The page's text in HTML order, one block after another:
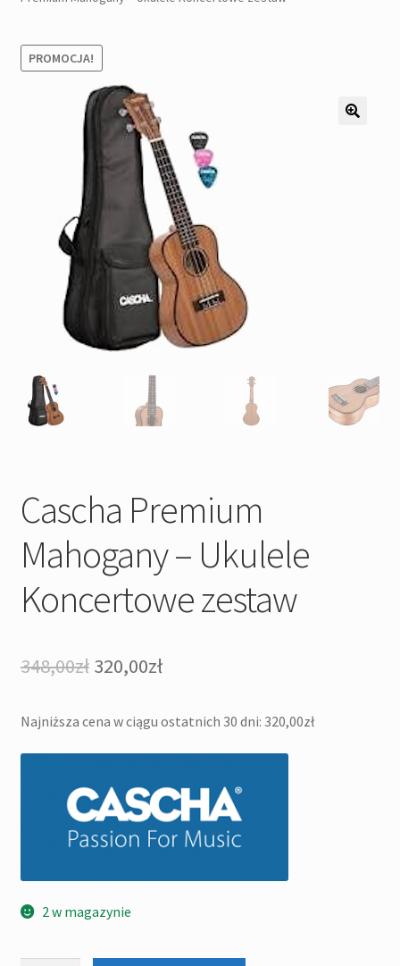
Pozostałe
Kontakt
PROMOCJA!
Cascha Premium
Mahogany – Ukulele
Koncertowe zestaw
348,00zł Pierwotna
wynosiła:
348,00zł.
320,00złAktualna
wynosi:
320,00zł.
Najniższa cena w ciągu ostatnich 30 dni: 320,00zł
2 w magazynie